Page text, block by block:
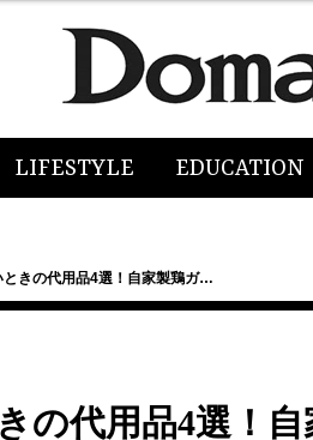
LIFESTYLE EDUCATION
きの代用品4選！自家製鶏ガ…
の代用品4選！自